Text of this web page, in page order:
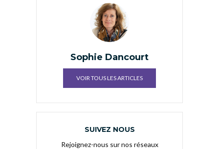
Sophie Dancourt
VOIR TOUS LES ARTICLES
SUIVEZ NOUS
Rejoignez-nous sur nos réseaux